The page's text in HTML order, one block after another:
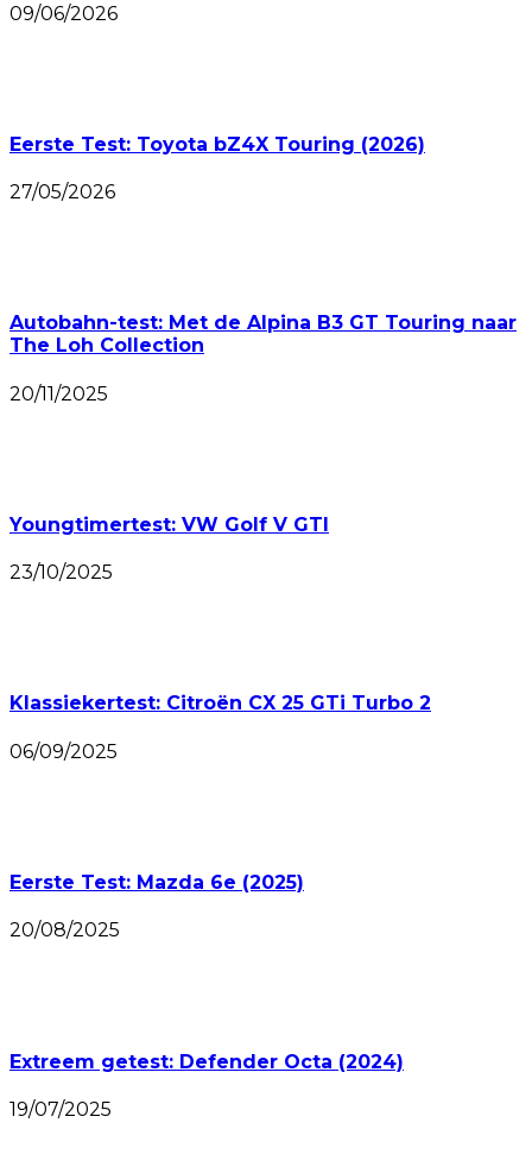
09/06/2026
Eerste Test: Toyota bZ4X Touring (2026)
27/05/2026
Autobahn-test: Met de Alpina B3 GT Touring naar
The Loh Collection
20/11/2025
Youngtimertest: VW Golf V GTI
23/10/2025
Klassiekertest: Citroën CX 25 GTi Turbo 2
06/09/2025
Eerste Test: Mazda 6e (2025)
20/08/2025
Extreem getest: Defender Octa (2024)
19/07/2025